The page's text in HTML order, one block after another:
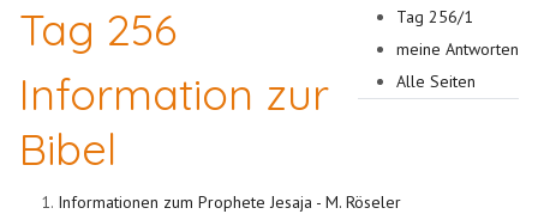
Tag 256/1
meine Antworten
Alle Seiten
Tag 256
Information zur
Bibel
Informationen zum Prophete Jesaja - M. Röseler